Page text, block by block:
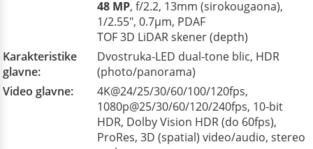
48 MP, f/2.2, 13mm (sirokougaona),
1/2.55", 0.7µm, PDAF
TOF 3D LiDAR skener (depth)
Karakteristike
glavne:
Dvostruka-LED dual-tone blic, HDR
(photo/panorama)
Video glavne:
4K@24/25/30/60/100/120fps,
1080p@25/30/60/120/240fps, 10-bit
HDR, Dolby Vision HDR (do 60fps),
ProRes, 3D (spatial) video/audio, stereo